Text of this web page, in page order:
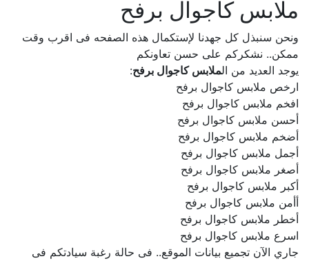
ملابس كاجوال برفح
ونحن سنبذل كل جهدنا لإستكمال هذه الصفحه فى اقرب وقت
ممكن.. نشكركم على حسن تعاونكم
يوجد العديد من ال ملابس كاجوال برفح:
ارخص ملابس كاجوال برفح
افخم ملابس كاجوال برفح
أحسن ملابس كاجوال برفح
أضخم ملابس كاجوال برفح
أجمل ملابس كاجوال برفح
أصغر ملابس كاجوال برفح
أكبر ملابس كاجوال برفح
أأمن ملابس كاجوال برفح
أخطر ملابس كاجوال برفح
اسرع ملابس كاجوال برفح
جاري الآن تجميع بيانات الموقع.. فى حالة رغبة سيادتكم فى